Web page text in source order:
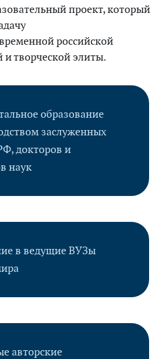
проект, который
российской
и творческой элиты.
образование
заслуженных
докторов и
наук
в ведущие ВУЗы
авторские